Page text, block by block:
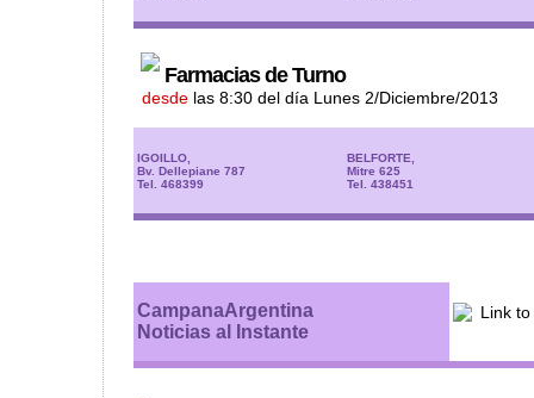
Farmacias de Turno
desde las 8:30 del día Lunes 2/Diciembre/2013
IGOILLO,
Bv. Dellepiane 787
Tel. 468399
BELFORTE,
Mitre 625
Tel. 438451
CampanaArgentina
Noticias al Instante